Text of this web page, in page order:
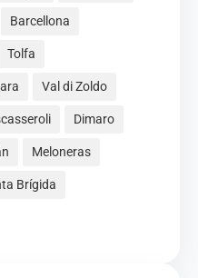
Barcellona
Tolfa
Val di Zoldo
Dimaro
Meloneras
Brígida